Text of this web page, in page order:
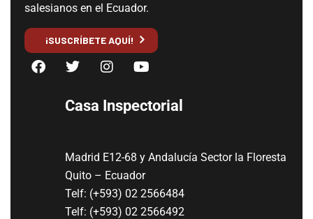
salesianos en el Ecuador.
¡SUSCRÍBETE AQUÍ!
Casa Inspectorial
Madrid E12-68 y Andalucía Sector la Floresta
Quito – Ecuador
Telf: (+593) 02 2566484
Telf: (+593) 02 2566492